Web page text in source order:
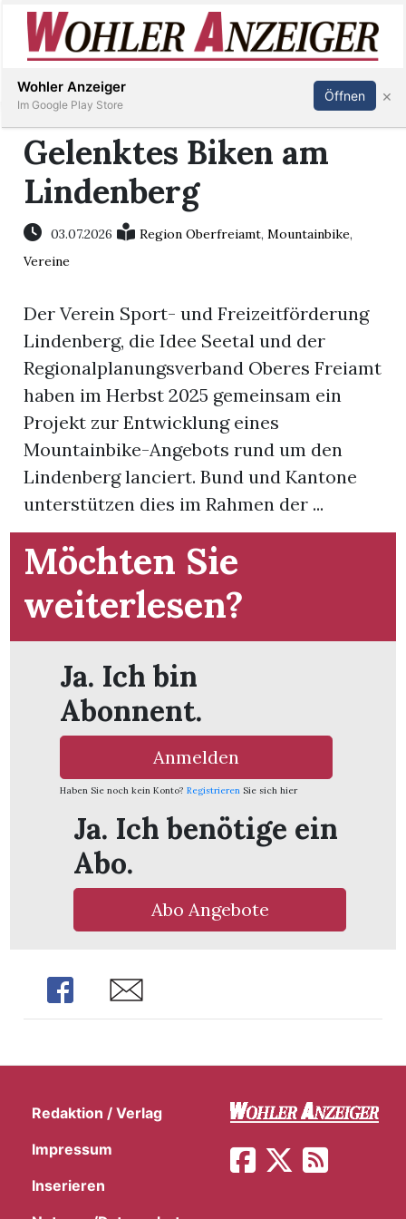
Immobilien
Veranstaltungen
E-
Newsletter
App
Inserieren Abonnieren Anmelden
Gelenktes Biken am
Lindenberg
03.07.2026 Region Oberfreiamt,Mountainbike,
Vereine
Der Verein Sport- und Freizeitförderung
Lindenberg, die Idee Seetal und der
Regionalplanungsverband Oberes Freiamt
haben im Herbst 2025 gemeinsam ein
Projekt zur Entwicklung eines
Mountainbike-Angebots rund um den
Lindenberg lanciert. Bund und Kantone
unterstützen dies im Rahmen der ...
Möchten Sie
weiterlesen?
Ja. Ich bin
Abonnent.
Anmelden
Haben Sie noch kein Konto? Registrieren Sie sich hier
Ja. Ich benötige ein
Abo.
Abo Angebote
Share Share
Redaktion / Verlag
Impressum
Inserieren
Wohler Anzeiger
Im Google Play Store
Öffnen ×